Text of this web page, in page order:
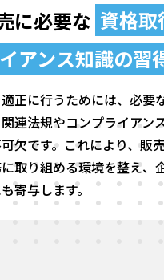
に必要な 資格取
アンス知識の習
正に行うためには、必要
連法規やコンプライアン
欠です。これにより、販
取り組める環境を整え、
寄与します。